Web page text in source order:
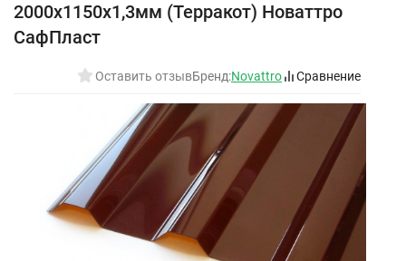
2000х1150х1,3мм (Терракот) Новаттро
СафПласт
Оставить отзывБренд:Novattro Сравнение